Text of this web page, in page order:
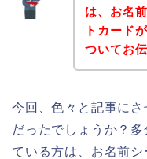
は、お名
トカード
ついてお
今回、色々と記事に
だったでしょうか？
ている方は、お名前